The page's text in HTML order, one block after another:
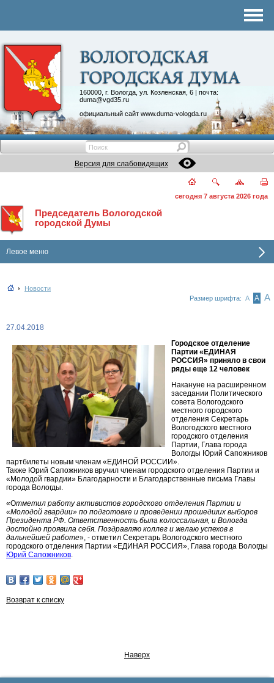
160000, г. Вологда, ул. Козленская, 6 | почта:
duma@vgd35.ru
официальный сайт www.duma-vologda.ru
Контакты
Депутатские объединения
Версия для слабовидящих
сегодня 7 августа 2026 года
Председатель Вологодской
городской Думы
Левое меню
Новости
Размер шрифта: А А А
27.04.2018
Городское отделение
Партии «ЕДИНАЯ
РОССИЯ» приняло в свои
ряды еще 12 человек
Накануне на расширенном
заседании Политического
совета Вологодского
местного городского
отделения Секретарь
Вологодского местного
городского отделения
Партии, Глава города
Вологды Юрий Сапожников
партбилеты новым членам «ЕДИНОЙ РОССИИ».
Также Юрий Сапожников вручил членам городского отделения Партии и
«Молодой гвардии» Благодарности и Благодарственные письма Главы
города Вологды.
«Отметил работу активистов городского отделения Партии и
«Молодой гвардии» по подготовке и проведении прошедших выборов
Президента РФ. Ответственность была колоссальная, и Вологда
достойно проявила себя. Поздравляю коллег и желаю успехов в
дальнейшей работе», - отметил Секретарь Вологодского местного
городского отделения Партии «ЕДИНАЯ РОССИЯ», Глава города Вологды
Юрий Сапожников.
Возврат к списку
Наверх